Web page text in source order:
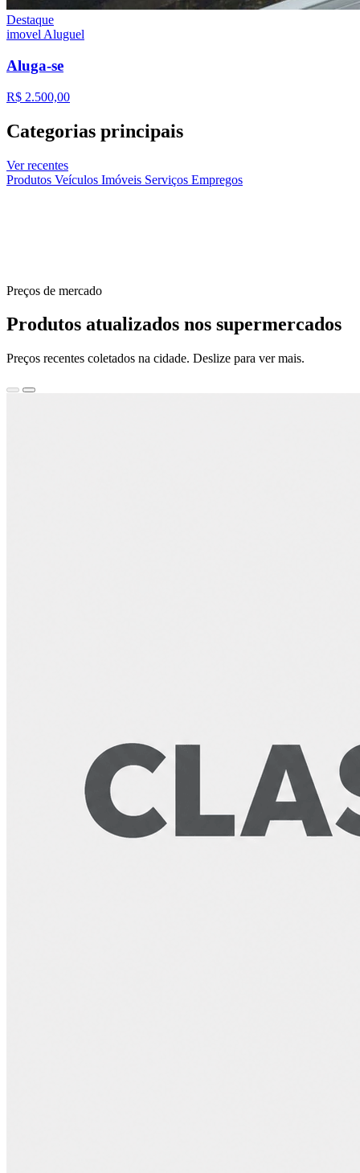
Destaque
imovel Aluguel
Aluga-se
R$ 2.500,00
Categorias principais
Ver recentes
Produtos Veículos Imóveis Serviços Empregos
Preços de mercado
Produtos atualizados nos supermercados
Preços recentes coletados na cidade. Deslize para ver mais.